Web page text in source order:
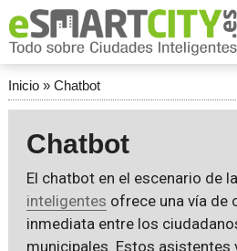
Inicio» Chatbot
Chatbot
El chatbot en el escenario de
inteligentes ofrece una vía de
inmediata entre los
municipales. Estos asistentes